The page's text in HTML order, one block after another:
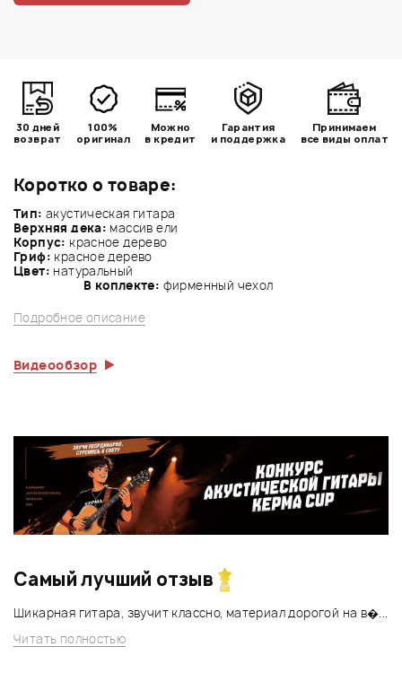
Коротко о товаре:
Тип: акустическая гитара
Верхняя дека: массив ели
Корпус: красное дерево
Гриф: красное дерево
Цвет: натуральный
В коплекте: фирменный чехол
Подробное описание
Видеообзор
30 дней
возврат
100%
оригинал
Можно
в кредит
Гарантия
и поддержка
Принимаем
все виды оплат
Самый лучший отзыв
Шикарная гитара, звучит классно, материал дорогой на в�...
Читать полностью